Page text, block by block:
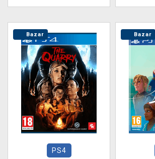
Bazar
PS4
Bazar